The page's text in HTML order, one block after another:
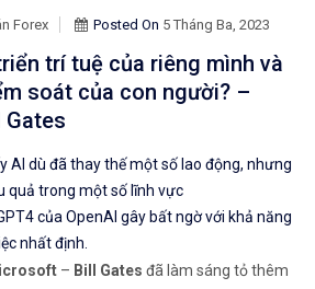
Forex Posted On 5 Tháng Ba, 2023
trí tuệ của riêng mình và
soát của con người? –
Gates
AI dù đã thay thế một số lao động, nhưng
quả trong một số lĩnh vực
của OpenAI gây bất ngờ với khả năng
nhất định.
– Bill Gates đã làm sáng tỏ thêm